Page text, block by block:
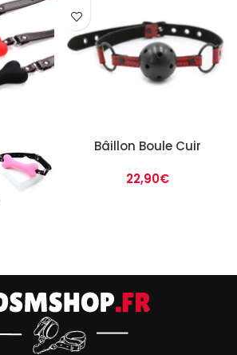
Bâillon Boule Cuir
22,90€